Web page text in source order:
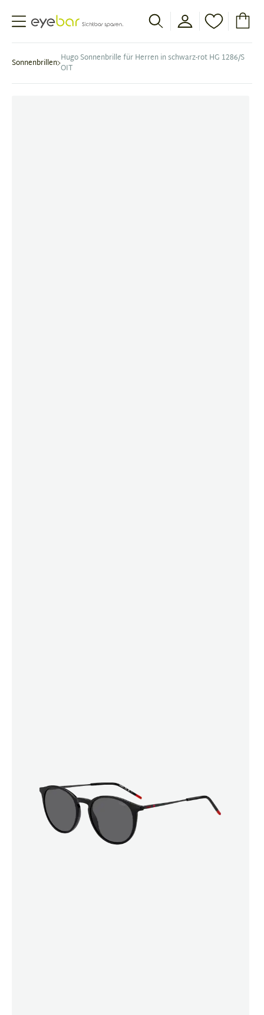
Abele Optic
Sonnenbrillen Hugo Sonnenbrille für Herren in schwarz-rot HG 1286/S
OIT